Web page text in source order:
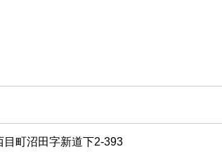
目町沼田字新道下2-393